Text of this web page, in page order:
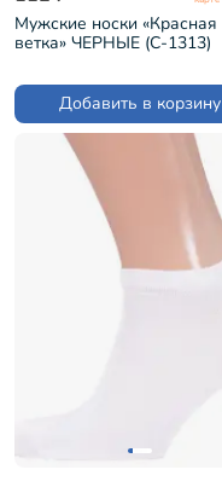
Мужские носки «Красная
ветка» ЧЕРНЫЕ (С-1313)
Добавить в корзину